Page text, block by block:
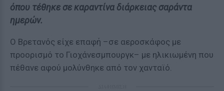
όπου τέθηκε σε καραντίνα διάρκειας σαράντα
ημερών.
Ο Βρετανός είχε επαφή –σε αεροσκάφος με
προορισμό το Γιοχάνεσμπουργκ– με ηλικιωμένη που
πέθανε αφού μολύνθηκε από τον χανταϊό.